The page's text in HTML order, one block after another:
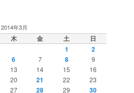
2014年3月
木 金 土
日
1
2
6 7 8
9
13 14 15
16
20 21 22
23
27 28 29 30